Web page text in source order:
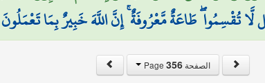
تُقْسِمُوا ۖ طَاعَةٌ مَّعْرُوفَةٌ ۚ إِنَّ اللَّهَ خَبِيرٌ بِمَا تَعْمَلُونَ
الصفحة Page356